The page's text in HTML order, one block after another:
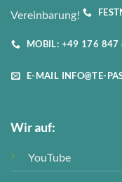
Vereinbarung!
MOBIL: +49 176 847
E-MAIL INFO@TE-
Wir auf:
YouTube